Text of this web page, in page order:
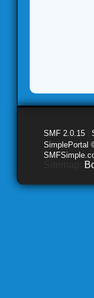
SMF 2.0.15
SimplePortal